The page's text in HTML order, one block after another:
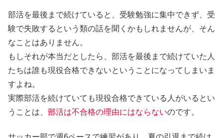
部活を最後まで続けていると、受験勉強に集中できず、受
験で失敗するという類の話を聞くかもしれませんが、そん
なことはありません。
もしそれが本当だとしたら、部活を最後まで続けていた人
たちは誰も現役合格できないということになってしまいま
すよね。
実際部活を続けていても現役合格できている人がいるとい
うことは、 部活は不合格の理由にはならないのです。